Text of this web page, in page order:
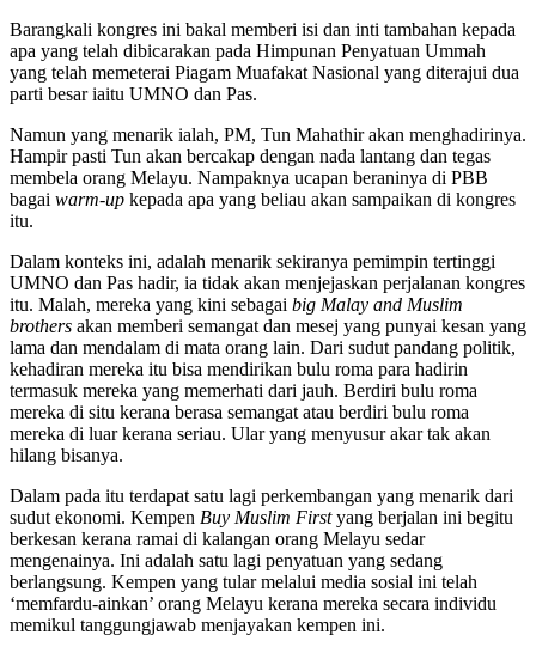
Barangkali kongres ini bakal memberi isi dan inti tambahan kepada
apa yang telah dibicarakan pada Himpunan Penyatuan Ummah
yang telah memeterai Piagam Muafakat Nasional yang diterajui dua
parti besar iaitu UMNO dan Pas.
Namun yang menarik ialah, PM, Tun Mahathir akan menghadirinya.
Hampir pasti Tun akan bercakap dengan nada lantang dan tegas
membela orang Melayu. Nampaknya ucapan beraninya di PBB
bagai warm-up kepada apa yang beliau akan sampaikan di kongres
itu.
Dalam konteks ini, adalah menarik sekiranya pemimpin tertinggi
UMNO dan Pas hadir, ia tidak akan menjejaskan perjalanan kongres
itu. Malah, mereka yang kini sebagai big Malay and Muslim
brothers akan memberi semangat dan mesej yang punyai kesan yang
lama dan mendalam di mata orang lain. Dari sudut pandang politik,
kehadiran mereka itu bisa mendirikan bulu roma para hadirin
termasuk mereka yang memerhati dari jauh. Berdiri bulu roma
mereka di situ kerana berasa semangat atau berdiri bulu roma
mereka di luar kerana seriau. Ular yang menyusur akar tak akan
hilang bisanya.
Dalam pada itu terdapat satu lagi perkembangan yang menarik dari
sudut ekonomi. Kempen Buy Muslim Firstyang berjalan ini begitu
berkesan kerana ramai di kalangan orang Melayu sedar
mengenainya. Ini adalah satu lagi penyatuan yang sedang
berlangsung. Kempen yang tular melalui media sosial ini telah
‘memfardu-ainkan’ orang Melayu kerana mereka secara individu
memikul tanggungjawab menjayakan kempen ini.